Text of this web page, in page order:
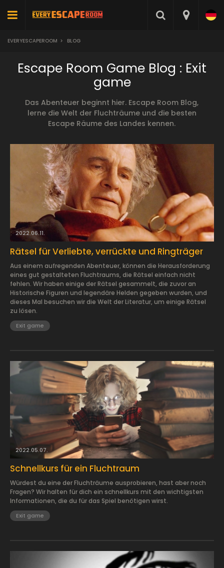
EVERYESCAPEROOM > BLOG
Escape Room Game Blog : Exit
game
Das Abenteuer beginnt hier. Escape Room Blog,
lerne die Welt der Fluchträume und die besten
Escape Räume des Landes kennen.
2022.06.11.
Rätsel für Verliebte, verrückte und Ringträger
Aus einem aufregenden Abenteuer, können die Herausforderung
eines gut gestalteten Fluchtraums, die Rätsel einfach nicht
fehlen. Wir haben einige der Rätsel gesammelt, die zuvor an
Historische Figuren und legendäre Helden gegeben wurden, und
dieses Mal besuchen wir die Welt der Literatur, um einige Rätsel
zu lösen.
Exit game
2022.05.07.
Schnellkurs für ein Fluchtraum
Würdest du eine der Fluchträume ausprobieren, hast aber noch
Fragen? Wir halten für dich ein schnellkurs mit den wichtigsten
Informationen, die du für das Spiel benötigen wirst.
Exit game